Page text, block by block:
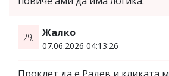
29. Жалко
07.06.2026 04:13:26
Проклет да е Радев и кликата